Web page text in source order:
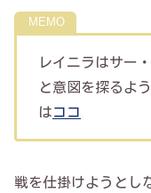
レイニラはサー
と意図を探るよ
はココ
戦を仕掛けようとし